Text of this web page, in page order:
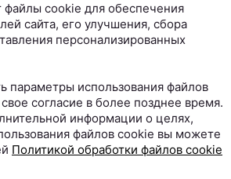
волос:
к
больше волос, пробор
файлы cookie для обеспечения
сайта, его улучшения, сбора
персонализированных
параметры использования файлов
согласие в более позднее время.
информации о целях,
файлов cookie вы можете
Политикой обработки файлов cookie